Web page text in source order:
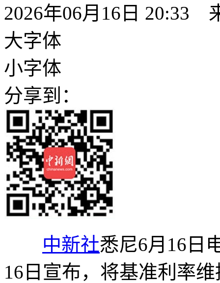
2026年06月16日 20:33
大字体
小字体
分享到：
中新社悉尼6月16日
16日宣布，将基准利率